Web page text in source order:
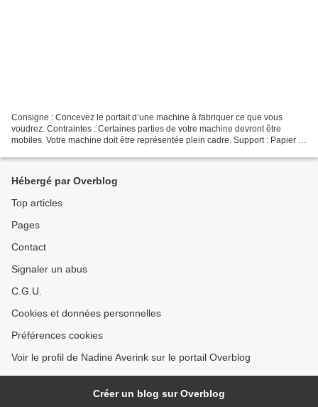
Consigne : Concevez le portait d’une machine à fabriquer ce que vous
voudrez. Contraintes : Certaines parties de votre machine devront être
mobiles. Votre machine doit être représentée plein cadre. Support : Papier à
Hébergé par Overblog
Top articles
Pages
Contact
Signaler un abus
C.G.U.
Cookies et données personnelles
Préférences cookies
Voir le profil de Nadine Averink sur le portail Overblog
Créer un blog sur Overblog